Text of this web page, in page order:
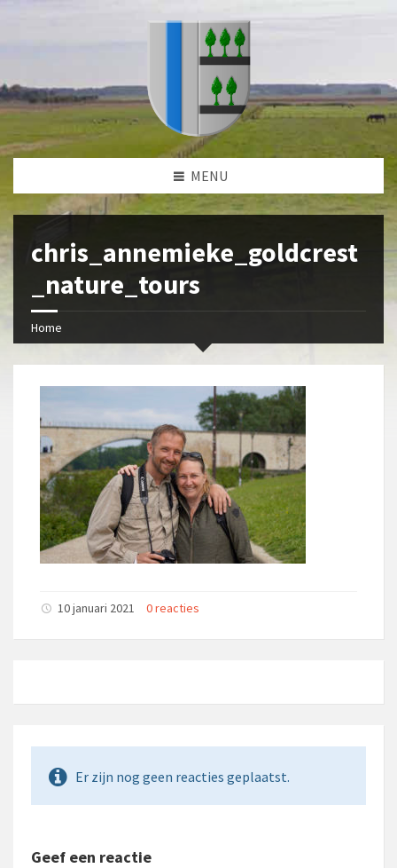
MENU
chris_annemieke_goldcrest
_nature_tours
Home
10 januari 2021 0 reacties
Er zijn nog geen reacties geplaatst.
Geef een reactie